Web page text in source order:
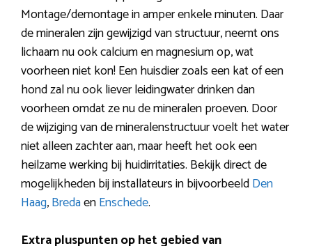
Montage/demontage in amper enkele minuten. Daar
de mineralen zijn gewijzigd van structuur, neemt ons
lichaam nu ook calcium en magnesium op, wat
voorheen niet kon! Een huisdier zoals een kat of een
hond zal nu ook liever leidingwater drinken dan
voorheen omdat ze nu de mineralen proeven. Door
de wijziging van de mineralenstructuur voelt het water
niet alleen zachter aan, maar heeft het ook een
heilzame werking bij huidirritaties. Bekijk direct de
mogelijkheden bij installateurs in bijvoorbeeldDen
Haag,BredaenEnschede.
Extra pluspunten op het gebied van